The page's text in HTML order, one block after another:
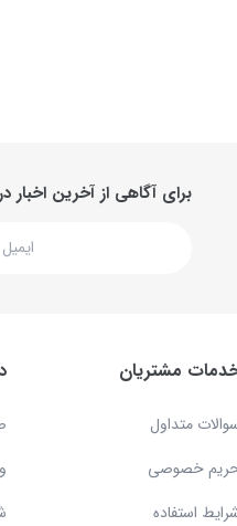
برای آگاهی از آخرین اخبار
مشتریان
متداول
خصوصی
استفاده